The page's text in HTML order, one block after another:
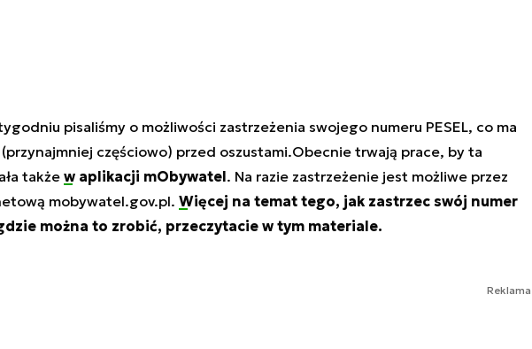
pisaliśmy o możliwości zastrzeżenia swojego numeru PESEL, co ma
częściowo) przed oszustami.Obecnie trwają prace, by ta
takżew aplikacji mObywatel. Na razie zastrzeżenie jest możliwe przez
mobywatel.gov.pl. Więcej na temat tego, jak zastrzec swój numer
gdzie można to zrobić, przeczytacie w tym materiale.
Reklama